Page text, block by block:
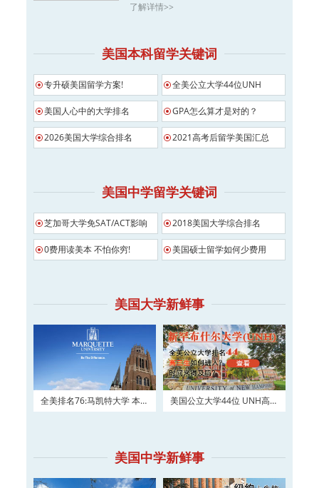
了解详情>>
美国本科留学关键词
专升硕美国留学方案! 全美公立大学44位UNH
美国人心中的大学排名 GPA怎么算才是对的？
2026美国大学综合排名 2021高考后留学美国汇总
美国中学留学关键词
芝加哥大学免SAT/ACT影响 2018美国大学综合排名
0费用读美本 不怕你穷! 美国硕士留学如何少费用
美国大学新鲜事
全美排名76:马凯特大学 本科
美国公立大学44位 UNH高三
美国中学新鲜事